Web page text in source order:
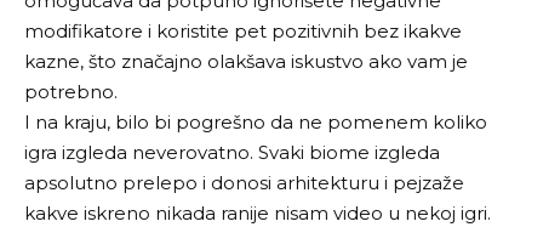
modifikatore i koristite pet pozitivnih bez ikakve
kazne, što značajno olakšava iskustvo ako vam je
potrebno.
I na kraju, bilo bi pogrešno da ne pomenem koliko
igra izgleda neverovatno. Svaki biome izgleda
apsolutno prelepo i donosi arhitekturu i pejzaže
kakve iskreno nikada ranije nisam video u nekoj igri.